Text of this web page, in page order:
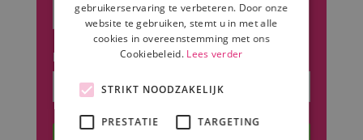
Locatie:
gebruikerservaring te verbeteren. Door onze
website te gebruiken, stemt u in met alle
cookies in overeenstemming met ons
Cookiebeleid. Lees verder
STRIKT NOODZAKELIJK
PRESTATIE TARGETING